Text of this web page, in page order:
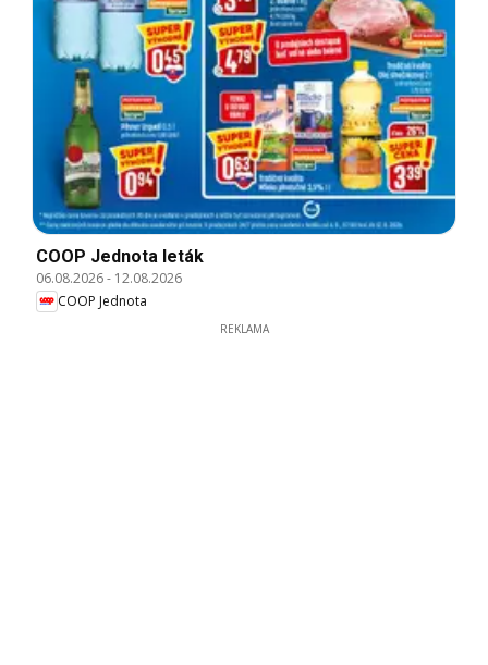
COOP Jednota leták
06.08.2026- 12.08.2026
COOP Jednota
REKLAMA